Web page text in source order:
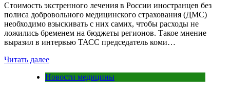
Стоимость экстренного лечения в России иностранцев без
полиса добровольного медицинского страхования (ДМС)
необходимо взыскивать с них самих, чтобы расходы не
ложились бременем на бюджеты регионов. Такое мнение
выразил в интервью ТАСС председатель коми…
Читать далее
Новости медицины